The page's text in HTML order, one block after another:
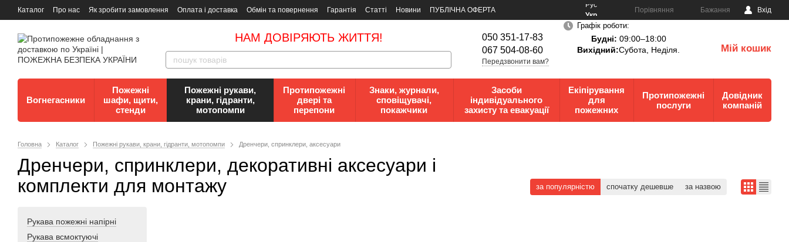
Каталог Про нас Як зробити замовлення Оплата і доставка Обмін та повернення Гарантія Статті Новини
ПУБЛІЧНА ОФЕРТА
Документи
Контакти Документи з пожежної безпеки
Рус
Укр
Порівняння Бажання Вхід
НАМ ДОВІРЯЮТЬ ЖИТТЯ!
050 351-17-83
067 504-08-60
Передзвонити вам?
Графік роботи:
Будні: 09:00–18:00
Вихідний:Субота, Неділя. Мій кошик
Вогнегасники
Пожежні
шафи, щити,
стенди
Пожежні рукави,
крани, гідранти,
мотопомпи
Протипожежні
двері та
перепони
Знаки, журнали,
сповіщувачі,
покажчики
Засоби
індивідуального
захисту та евакуації
Екіпірування
для
пожежних
Протипожежні
послуги
Довідник
компаній
Головна Каталог Пожежні рукави, крани, гідранти, мотопомпи Дренчери, спринклери, аксесуари
Дренчери, спринклери, декоративні аксесуари і
комплекти для монтажу
за популярністю спочатку дешевше за назвою
Рукава пожежні напірні
Рукава всмоктуючі